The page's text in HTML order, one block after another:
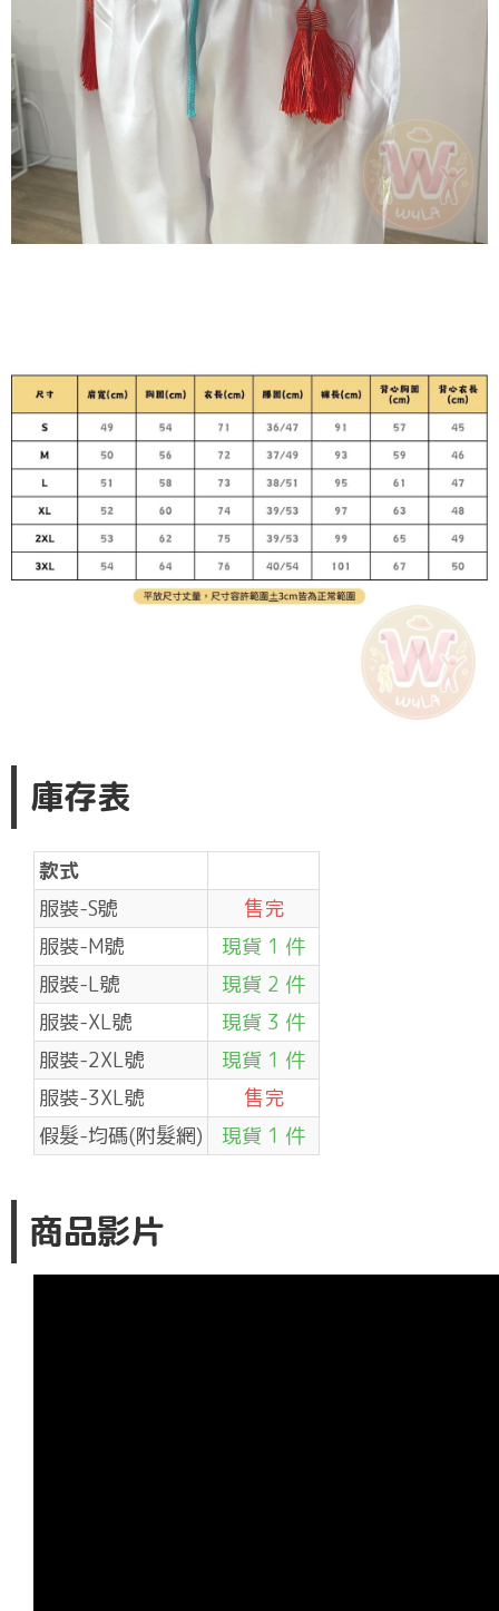
庫存表
款式
服裝-S號
售完
服裝-M號
現貨 1 件
服裝-L號
現貨 2 件
服裝-XL號
現貨 3 件
服裝-2XL號
現貨 1 件
服裝-3XL號
售完
假髮-均碼(附髮網)
現貨 1 件
商品影片